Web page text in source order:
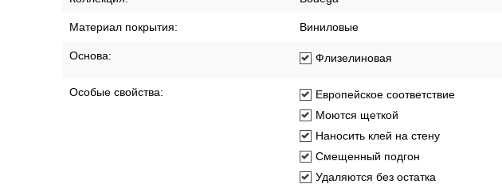
Материал покрытия: Виниловые
Основа: Флизелиновая
Особые свойства:
Европейское соответствие
Моются щеткой
Наносить клей на стену
Смещенный подгон
Удаляются без остатка